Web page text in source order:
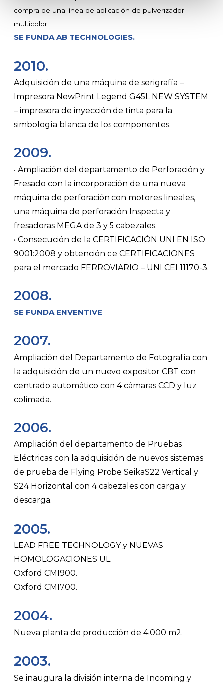
compra de una línea de aplicación de pulverizador
multicolor.
SE FUNDA AB TECHNOLOGIES.
2010.
Adquisición de una máquina de serigrafía –
Impresora NewPrint Legend G45L NEW SYSTEM
– impresora de inyección de tinta para la
simbología blanca de los componentes.
2009.
•Ampliación del departamento de Perforación y
Fresado con la incorporación de una nueva
máquina de perforación con motores lineales,
una máquina de perforación Inspecta y
fresadoras MEGA de 3 y 5 cabezales.
• Consecución de la CERTIFICACIÓN UNI EN ISO
9001:2008 y obtención de CERTIFICACIONES
para el mercado FERROVIARIO – UNI CEI 11170-3.
2008.
SE FUNDA ENVENTIVE
2007.
Ampliación del Departamento de Fotografía con
la adquisición de un nuevo expositor CBT con
centrado automático con 4 cámaras CCD y luz
colimada.
2006.
Ampliación del departamento de Pruebas
Eléctricas con la adquisición de nuevos sistemas
de prueba de Flying Probe SeikaS22 Vertical y
S24 Horizontal con 4 cabezales con carga y
descarga.
2005.
LEAD FREE TECHNOLOGY y NUEVAS
HOMOLOGACIONES UL.
Oxford CMI900.
Oxford CMI700.
2004.
Nueva planta de producción de 4.000 m2.
2003.
Se inaugura la división interna de Incoming y